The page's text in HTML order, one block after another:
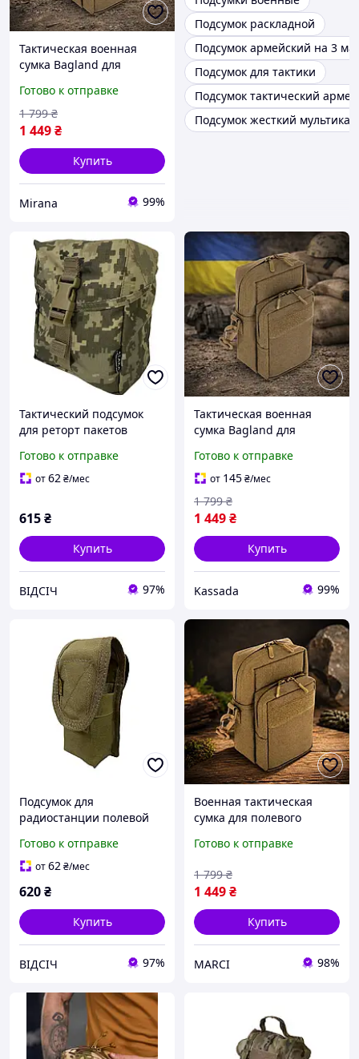
Тактическая военная
сумка Bagland для
модуля койот
Готово к отправке
1 449₴
1 799 ₴
Купить
Mirana 99%
Подсумок раскладной
Подсумок армейский на 3
Подсумок для тактики
Подсумок тактический
Подсумок жесткий мультикам
Тактический подсумок
для реторт пакетов
А.Т.А.К.А. модульный
подсумок для полевого
Готово к отправке
от62₴/мес
615₴
Купить
ВІДСІЧ 97%
Тактическая военная
сумка Bagland для
модуля койот
Готово к отправке
от 145₴/мес
1 449₴
1 799 ₴
Купить
Kassada 99%
Подсумок для
радиостанции полевой
Готово к отправке
от62₴/мес
620₴
Купить
ВІДСІЧ 97%
Военная тактическая
сумка для полевого
Bagland койот
Готово к отправке
1 449₴
1 799 ₴
Купить
MARCI 98%